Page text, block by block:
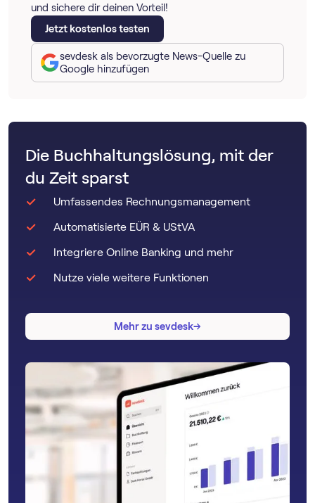
und sichere dir deinen Vorteil!
Jetzt kostenlos testen
sevdesk als bevorzugte News-Quelle zu
Google hinzufügen
Die Buchhaltungslösung, mit der
du Zeit sparst
Umfassendes Rechnungsmanagement
Automatisierte EÜR & UStVA
Integriere Online Banking und mehr
Nutze viele weitere Funktionen
Mehr zu sevdesk→
→